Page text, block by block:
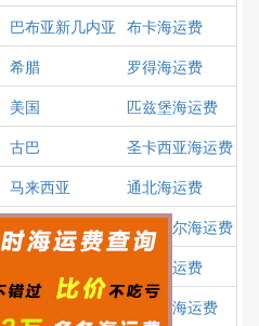
巴布亚新几内亚 布卡海运费
希腊
罗得海运费
美国
匹兹堡海运费
古巴
圣卡西亚海运费
马来西亚
通北海运费
马达加斯加
武海马尔海运费
翁巴海运费
委内瑞拉 耶罗港海运费